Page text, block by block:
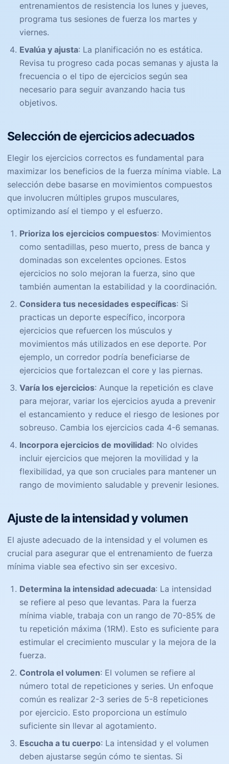
entrenamientos de resistencia los lunes y jueves,
programa tus sesiones de fuerza los martes y
viernes.
Evalúa y ajusta: La planificación no es estática.
Revisa tu progreso cada pocas semanas y ajusta la
frecuencia o el tipo de ejercicios según sea
necesario para seguir avanzando hacia tus
objetivos.
Selección de ejercicios adecuados
Elegir los ejercicios correctos es fundamental para
maximizar los beneficios de la fuerza mínima viable. La
selección debe basarse en movimientos compuestos
que involucren múltiples grupos musculares,
optimizando así el tiempo y el esfuerzo.
Prioriza los ejercicios compuestos: Movimientos
como sentadillas, peso muerto, press de banca y
dominadas son excelentes opciones. Estos
ejercicios no solo mejoran la fuerza, sino que
también aumentan la estabilidad y la coordinación.
Considera tus necesidades específicas: Si
practicas un deporte específico, incorpora
ejercicios que refuercen los músculos y
movimientos más utilizados en ese deporte. Por
ejemplo, un corredor podría beneficiarse de
ejercicios que fortalezcan el core y las piernas.
Varía los ejercicios: Aunque la repetición es clave
para mejorar, variar los ejercicios ayuda a prevenir
el estancamiento y reduce el riesgo de lesiones por
sobreuso. Cambia los ejercicios cada 4-6 semanas.
Incorpora ejercicios de movilidad: No olvides
incluir ejercicios que mejoren la movilidad y la
flexibilidad, ya que son cruciales para mantener un
rango de movimiento saludable y prevenir lesiones.
Ajuste de la intensidad y volumen
El ajuste adecuado de la intensidad y el volumen es
crucial para asegurar que el entrenamiento de fuerza
mínima viable sea efectivo sin ser excesivo.
Determina la intensidad adecuada: La intensidad
se refiere al peso que levantas. Para la fuerza
mínima viable, trabaja con un rango de 70-85% de
tu repetición máxima (1RM). Esto es suficiente para
estimular el crecimiento muscular y la mejora de la
fuerza.
Controla el volumen: El volumen se refiere al
número total de repeticiones y series. Un enfoque
común es realizar 2-3 series de 5-8 repeticiones
por ejercicio. Esto proporciona un estímulo
suficiente sin llevar al agotamiento.
Escucha a tu cuerpo: La intensidad y el volumen
deben ajustarse según cómo te sientas. Si